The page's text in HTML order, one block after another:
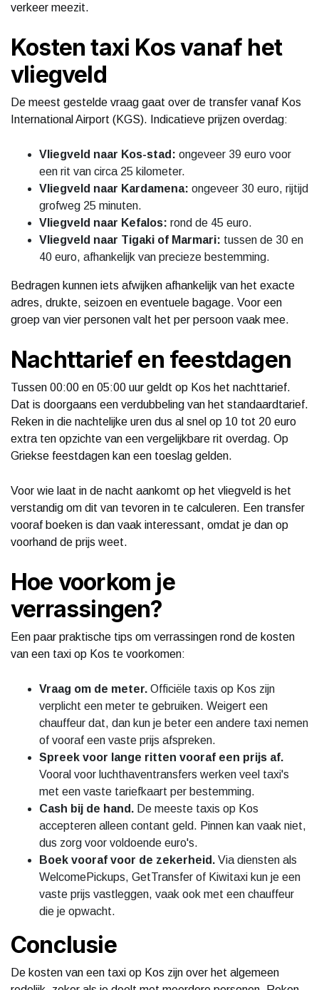
verkeer meezit.
Kosten taxi Kos vanaf het
vliegveld
De meest gestelde vraag gaat over de transfer vanaf Kos
International Airport (KGS). Indicatieve prijzen overdag:
Vliegveld naar Kos-stad: ongeveer 39 euro voor
een rit van circa 25 kilometer.
Vliegveld naar Kardamena: ongeveer 30 euro, rijtijd
grofweg 25 minuten.
Vliegveld naar Kefalos: rond de 45 euro.
Vliegveld naar Tigaki of Marmari: tussen de 30 en
40 euro, afhankelijk van precieze bestemming.
Bedragen kunnen iets afwijken afhankelijk van het exacte
adres, drukte, seizoen en eventuele bagage. Voor een
groep van vier personen valt het per persoon vaak mee.
Nachttarief en feestdagen
Tussen 00:00 en 05:00 uur geldt op Kos het nachttarief.
Dat is doorgaans een verdubbeling van het standaardtarief.
Reken in die nachtelijke uren dus al snel op 10 tot 20 euro
extra ten opzichte van een vergelijkbare rit overdag. Op
Griekse feestdagen kan een toeslag gelden.
Voor wie laat in de nacht aankomt op het vliegveld is het
verstandig om dit van tevoren in te calculeren. Een transfer
vooraf boeken is dan vaak interessant, omdat je dan op
voorhand de prijs weet.
Hoe voorkom je
verrassingen?
Een paar praktische tips om verrassingen rond de kosten
van een taxi op Kos te voorkomen:
Vraag om de meter. Officiële taxis op Kos zijn
verplicht een meter te gebruiken. Weigert een
chauffeur dat, dan kun je beter een andere taxi nemen
of vooraf een vaste prijs afspreken.
Spreek voor lange ritten vooraf een prijs af.
Vooral voor luchthaventransfers werken veel taxi's
met een vaste tariefkaart per bestemming.
Cash bij de hand. De meeste taxis op Kos
accepteren alleen contant geld. Pinnen kan vaak niet,
dus zorg voor voldoende euro's.
Boek vooraf voor de zekerheid. Via diensten als
WelcomePickups, GetTransfer of Kiwitaxi kun je een
vaste prijs vastleggen, vaak ook met een chauffeur
die je opwacht.
Conclusie
De kosten van een taxi op Kos zijn over het algemeen